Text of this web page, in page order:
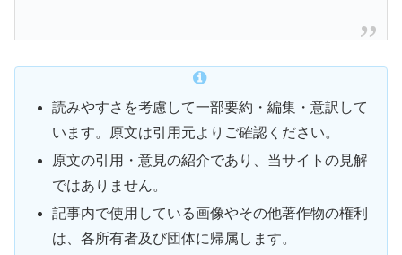
読みやすさを考慮して一部要約・編集・意訳して
います。原文は引用元よりご確認ください。
原文の引用・意見の紹介であり、当サイトの見解
ではありません。
記事内で使用している画像やその他著作物の権利
は、各所有者及び団体に帰属します。